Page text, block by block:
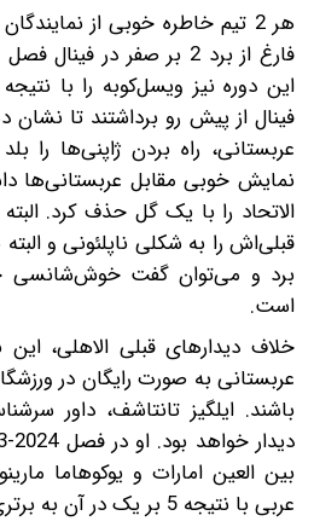
هر 2 تیم خاطره خوبی از
فارغ از برد 2 بر صفر در
فینال از پیش رو برداشتند تا
عربستانی، راه بردن ژاپنی‌ها را
نمایش خوبی مقابل عربستانی‌ها
قبلی‌اش را به شکلی ناپلئونی و
برد و می‌توان گفت خوش‌شانسی
است.
خلاف دیدارهای قبلی الاهلی، این
عربستانی به صورت رایگان در
باشند. ایلگیز تانتاشف، داور
بین العین امارات و یوکوهاما
عربی با نتیجه 5 بر یک در آن به برتری دست یافت.